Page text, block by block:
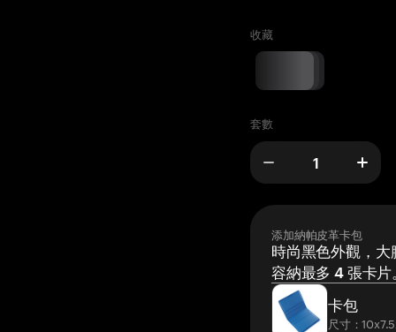
收藏
套數
添加納帕皮革卡包
時尚黑色外觀，大
容納最多 4 張卡片
卡包
尺寸：